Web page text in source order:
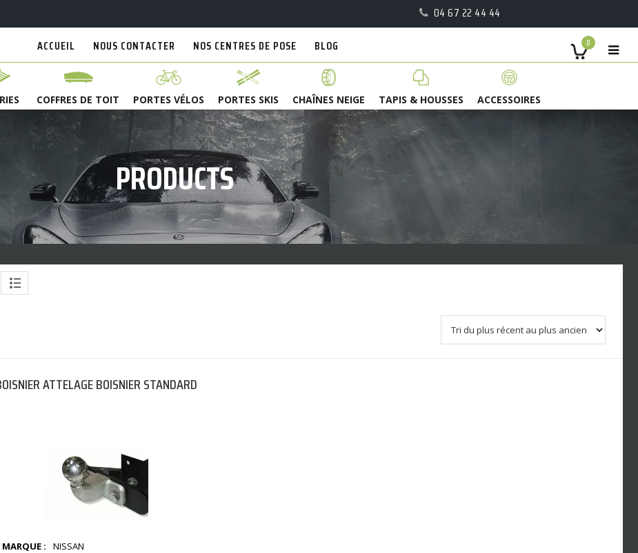
04 67 22 44 44
0
ACCUEIL NOUS CONTACTER NOS CENTRES DE POSE BLOG
COFFRES DE TOIT PORTES VÉLOS PORTES SKIS CHAÎNES NEIGE TAPIS & HOUSSES ACCESSOIRES
PRODUCTS
ATTELAGE BOISNIER STANDARD
MARQUE :
NISSAN